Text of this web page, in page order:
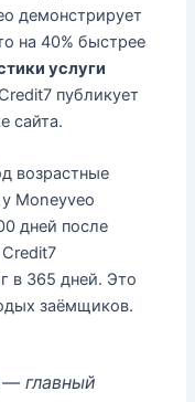
демонстрирует
на 40% быстрее
услуги
публикует
сайта.
возрастные
у Moneyveo
дней после
в 365 дней. Это
заёмщиков.
главный